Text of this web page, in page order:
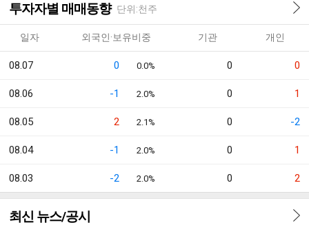
투자자별 매매동향 단위:천주
일자 외국인·보유비중 기관 개인
08.07 0 0.0% 0 0
08.06 -1 2.0% 0 1
08.05 2 2.1% 0 -2
08.04 -1 2.0% 0 1
08.03 -2 2.0% 0 2
최신 뉴스/공시